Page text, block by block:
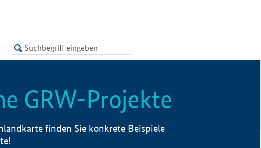
LISTE
GRW-Projekte
finden Sie konkrete Beispiele